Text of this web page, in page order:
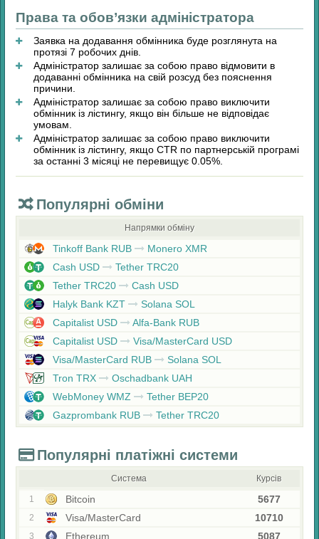
Права та обов’язки адміністратора
Заявка на додавання обмінника буде розглянута на
протязі 7 робочих днів.
Адміністратор залишає за собою право відмовити в
додаванні обмінника на свій розсуд без пояснення
причини.
Адміністратор залишає за собою право виключити
обмінник із лістингу, якщо він більше не відповідає
умовам.
Адміністратор залишає за собою право виключити
обмінник із лістингу, якщо CTR по партнерській програмі
за останні 3 місяці не перевищує 0.05%.
Популярні обміни
Напрямки обміну
Tinkoff Bank RUB
Monero XMR
Cash USD
Tether TRC20
Tether TRC20
Cash USD
Halyk Bank KZT
Solana SOL
Capitalist USD
Alfa-Bank RUB
Capitalist USD
Visa/MasterCard USD
Visa/MasterCard RUB
Solana SOL
Tron TRX
Oschadbank UAH
WebMoney WMZ
Tether BEP20
Gazprombank RUB
Tether TRC20
Популярні платіжні системи
Система Курсів
1 Bitcoin 5677
2 Visa/MasterCard 10710
3 Ethereum 5087